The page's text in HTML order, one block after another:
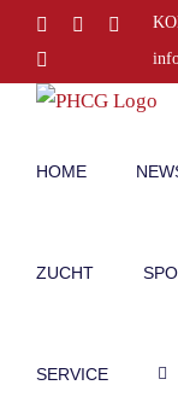
Inhalt
springen
FacebookInstagram
HOME
ZUCHT
SERVICE